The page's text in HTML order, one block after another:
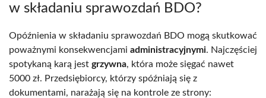
w składaniu sprawozdań BDO?
Opóźnienia w składaniu sprawozdań BDO mogą skutkować
poważnymi konsekwencjami administracyjnymi. Najczęściej
spotykaną karą jest grzywna, która może sięgać nawet
5000 zł. Przedsiębiorcy, którzy spóźniają się z
dokumentami, narażają się na kontrole ze strony: